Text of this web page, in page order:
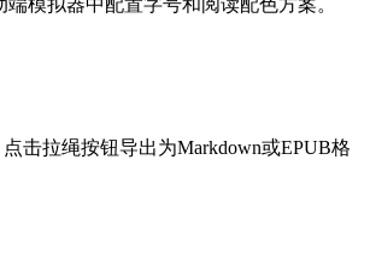
端模拟器中配置字号和阅读配色方案。
击拉绳按钮导出为Markdown或EPUB格